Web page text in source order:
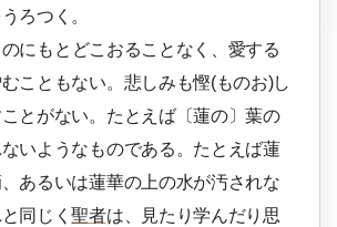
ろつく。
にもとどこおることなく、愛する
こともない。悲しみも慳(ものお)し
とがない。たとえば〔蓮の〕葉の
ないようなものである。たとえば蓮
あるいは蓮華の上の水が汚されな
同じく聖者は、見たり学んだり思